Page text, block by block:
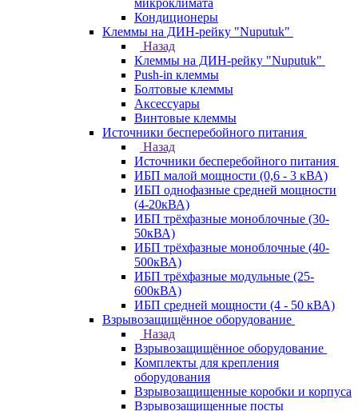
микроклимата
Кондиционеры
Клеммы на ДИН-рейку "Nuputuk"
Назад
Клеммы на ДИН-рейку "Nuputuk"
Push-in клеммы
Болтовые клеммы
Аксессуары
Винтовые клеммы
Источники бесперебойного питания
Назад
Источники бесперебойного питания
ИБП малой мощности (0,6 - 3 кВА)
ИБП однофазные средней мощности
(4-20кВА)
ИБП трёхфазные моноблочные (30-
50кВА)
ИБП трёхфазные моноблочные (40-
500кВА)
ИБП трёхфазные модульные (25-
600кВА)
ИБП средней мощности (4 - 50 кВА)
Взрывозащищённое оборудование
Назад
Взрывозащищённое оборудование
Комплекты для крепления
оборудования
Взрывозащищенные коробки и корпуса
Взрывозащищенные посты